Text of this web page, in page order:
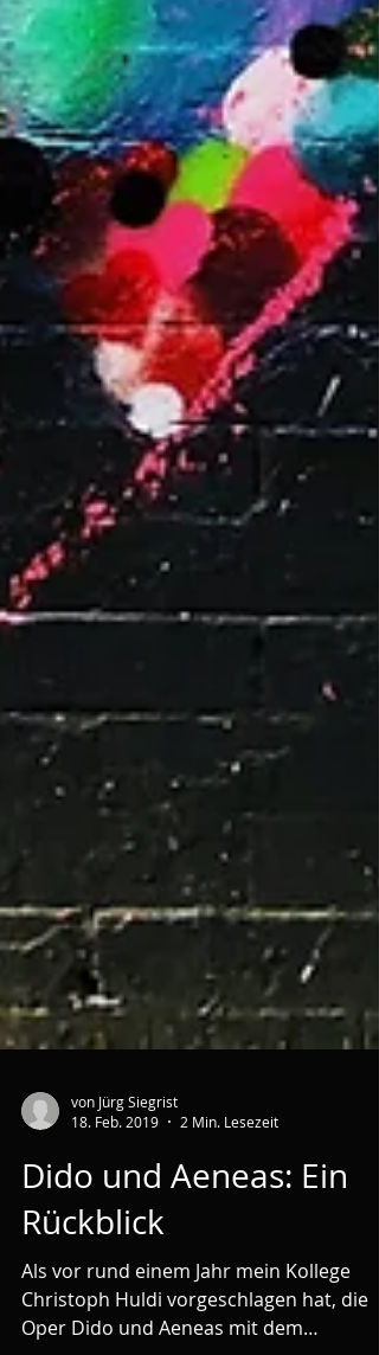
18. Feb. 2019
2 Min. Lesezeit
Dido und Aeneas: Ein
Rückblick
Als vor rund einem Jahr mein Kollege